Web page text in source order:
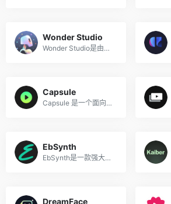
Wonder Studio
Wonder Studio是由初创公司Wonder Dynamics推出的一款AI工具，无需复杂的 3D 软件，无需昂贵的制作硬件，便可以自动为 CG 角色制作动画、打光并将其合成到真人场景中。
Capsule
Capsule 是一个面向企业团队的人工智能视频编辑器，旨在通过将简单直观的操作界面与自动执行编辑任务的AI相结合，帮助内容和营销团队以高效的速度和轻松地创建视频。
EbSynth
EbSynth是一款强大的AI视频工具，可以帮助用户将现实场景的视频转化为丰富多彩的油画风格动画视频，目前该工具在免费Beta测试中，支持Windows和Mac平台。
DreamFace